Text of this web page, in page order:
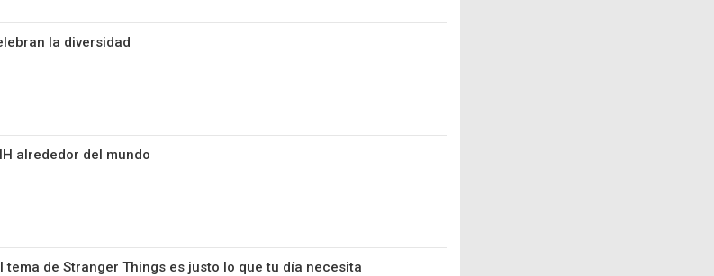
la diversidad
alrededor del mundo
de Stranger Things es justo lo que tu día necesita